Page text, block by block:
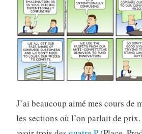
J’ai beaucoup aimé mes cours de
les sections où l’on parlait de prix.